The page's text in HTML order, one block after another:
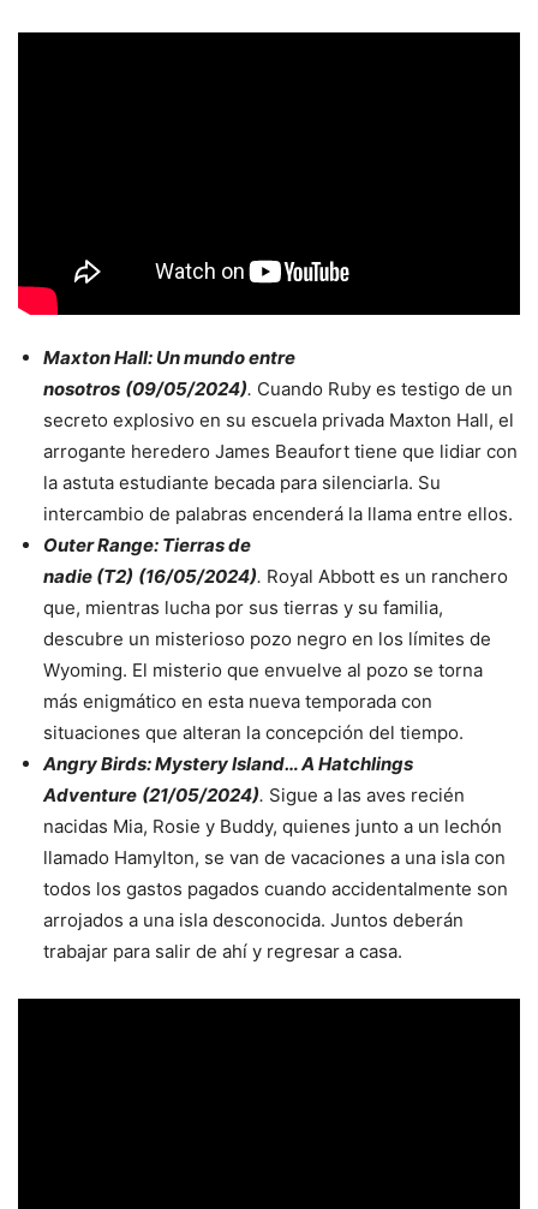
Maxton Hall: Un mundo entre
nosotros (09/05/2024). Cuando Ruby es testigo de un
secreto explosivo en su escuela privada Maxton Hall, el
arrogante heredero James Beaufort tiene que lidiar con
la astuta estudiante becada para silenciarla. Su
intercambio de palabras encenderá la llama entre ellos.
Outer Range: Tierras de
nadie (T2) (16/05/2024). Royal Abbott es un ranchero
que, mientras lucha por sus tierras y su familia,
descubre un misterioso pozo negro en los límites de
Wyoming. El misterio que envuelve al pozo se torna
más enigmático en esta nueva temporada con
situaciones que alteran la concepción del tiempo.
Angry Birds: Mystery Island… A Hatchlings
Adventure (21/05/2024). Sigue a las aves recién
nacidas Mia, Rosie y Buddy, quienes junto a un lechón
llamado Hamylton, se van de vacaciones a una isla con
todos los gastos pagados cuando accidentalmente son
arrojados a una isla desconocida. Juntos deberán
trabajar para salir de ahí y regresar a casa.